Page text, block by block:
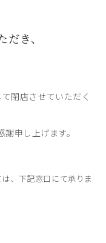
き、
閉店させていただく
申し上げます。
、下記窓口にて承りま